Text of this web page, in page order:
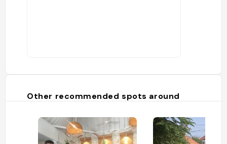
Other recommended spots around